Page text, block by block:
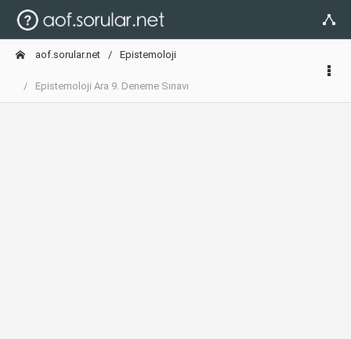
aof.sorular.net Epistemoloji
Epistemoloji Ara 9. Deneme Sınavı